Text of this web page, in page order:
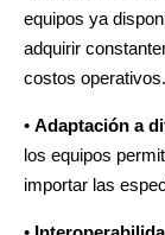
equipos ya
adquirir
costos operativos.
• Adaptación a
los equipos
importar las